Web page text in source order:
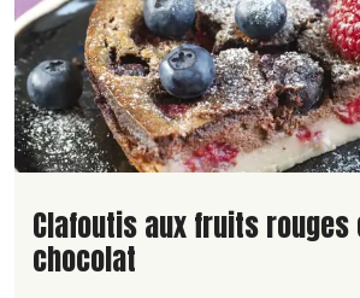
Lire la suite de la recette
Clafoutis aux fruits rouges
chocolat